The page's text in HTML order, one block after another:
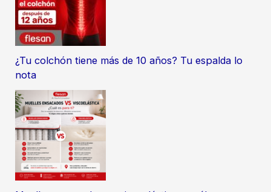
¿Tu colchón tiene más de 10 años? Tu espalda lo
nota